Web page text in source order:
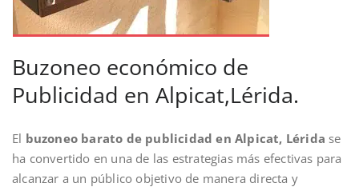
Buzoneo económico de
Publicidad en Alpicat,Lérida.
El buzoneo barato de publicidad en Alpicat, Lérida se
ha convertido en una de las estrategias más efectivas para
alcanzar a un público objetivo de manera directa y